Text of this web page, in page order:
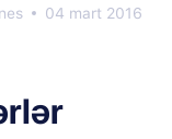
04 mart 2016